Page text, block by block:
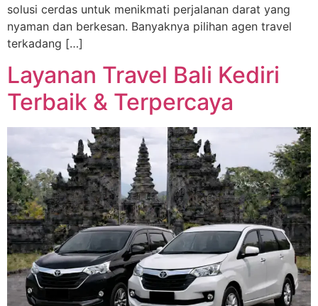
solusi cerdas untuk menikmati perjalanan darat yang
nyaman dan berkesan. Banyaknya pilihan agen travel
terkadang […]
Layanan Travel Bali Kediri
Terbaik & Terpercaya